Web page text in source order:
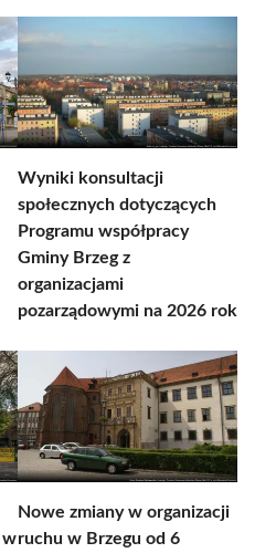
Wyniki konsultacji
społecznych dotyczących
Programu współpracy
Gminy Brzeg z
organizacjami
pozarządowymi na 2026 rok
w
Nowe zmiany w organizacji
ruchu w Brzegu od 6